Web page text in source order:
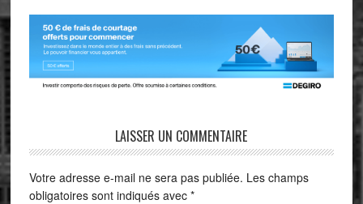
LAISSER UN COMMENTAIRE
Votre adresse e-mail ne sera pas publiée. Les champs
obligatoires sont indiqués avec *